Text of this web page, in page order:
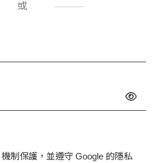
或
制保護，並遵守 Google 的隱私